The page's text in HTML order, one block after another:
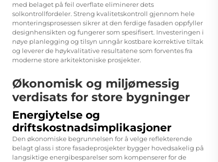
med belaget på feil overflate eliminerer dets
solkontrollfordeler. Streng kvalitetskontroll gjennom hele
monteringsprosessen sikrer at den ferdige fasaden oppfyller
designhensikten og fungerer som spesifisert. Investeringen i
nøye planlegging og tilsyn unngår kostbare korrektive tiltak
og leverer de høykvalitative resultatene som forventes fra
moderne store arkitektoniske prosjekter.
Økonomisk og miljømessig
verdisats for store bygninger
Energiytelse og
driftskostnadsimplikasjoner
Den økonomiske begrunnelsen for å velge reflekterende
belagt glass i store fasadeprosjekter bygger hovedsakelig på
langsiktige energibesparelser som kompenserer for de